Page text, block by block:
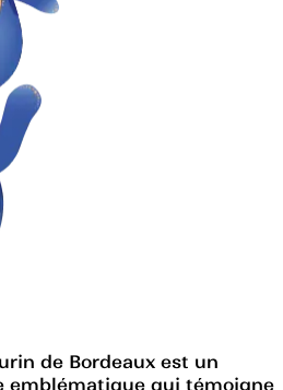
de Bordeaux est un
emblématique qui témoigne